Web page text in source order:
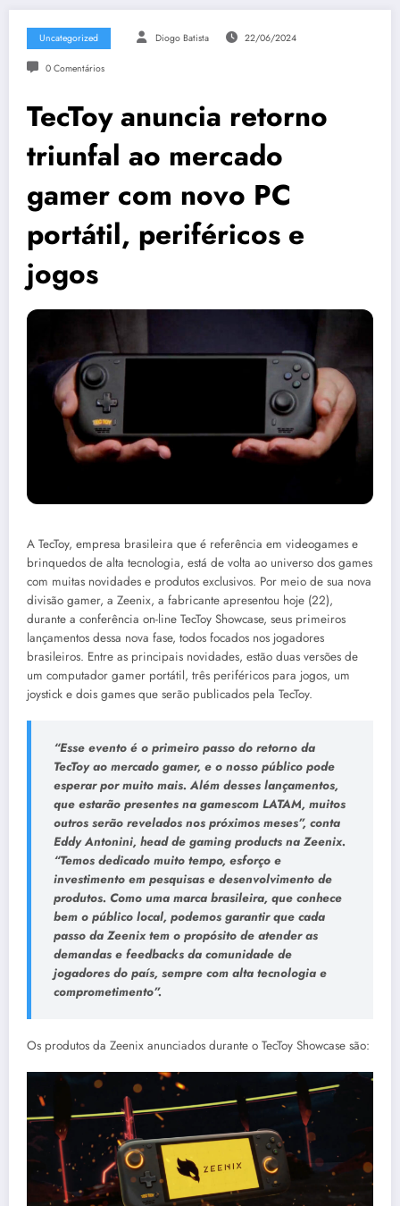
Uncategorized Diogo Batista 22/06/2024
0 Comentários
TecToy anuncia retorno
triunfal ao mercado
gamer com novo PC
portátil, periféricos e
jogos
A TecToy, empresa brasileira que é referência em videogames e
brinquedos de alta tecnologia, está de volta ao universo dos games
com muitas novidades e produtos exclusivos. Por meio de sua nova
divisão gamer, a Zeenix, a fabricante apresentou hoje (22),
durante a conferência on-line TecToy Showcase, seus primeiros
lançamentos dessa nova fase, todos focados nos jogadores
brasileiros. Entre as principais novidades, estão duas versões de
um computador gamer portátil, três periféricos para jogos, um
joystick e dois games que serão publicados pela TecToy.
“Esse evento é o primeiro passo do retorno da
TecToy ao mercado gamer, e o nosso público pode
esperar por muito mais. Além desses lançamentos,
que estarão presentes na gamescom LATAM, muitos
outros serão revelados nos próximos meses”, conta
Eddy Antonini, head de gaming products na Zeenix.
“Temos dedicado muito tempo, esforço e
investimento em pesquisas e desenvolvimento de
produtos. Como uma marca brasileira, que conhece
bem o público local, podemos garantir que cada
passo da Zeenix tem o propósito de atender as
demandas e feedbacks da comunidade de
jogadores do país, sempre com alta tecnologia e
comprometimento”.
Os produtos da Zeenix anunciados durante o TecToy Showcase são: